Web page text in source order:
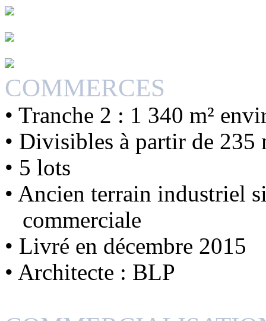
COMMERCES
• Tranche 2 : 1 340 m²
• Divisibles à partir de 235
• 5 lots
• Ancien terrain industriel
commerciale
• Livré en décembre 2015
• Architecte : BLP